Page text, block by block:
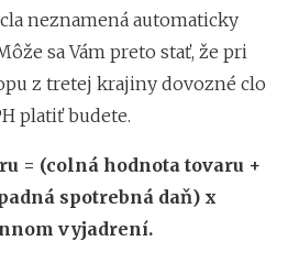
neznamená automaticky
sa Vám preto stať, že pri
z tretej krajiny dovozné clo
platiť budete.
= (colná hodnota tovaru +
spotrebná daň) x
vyjadrení.